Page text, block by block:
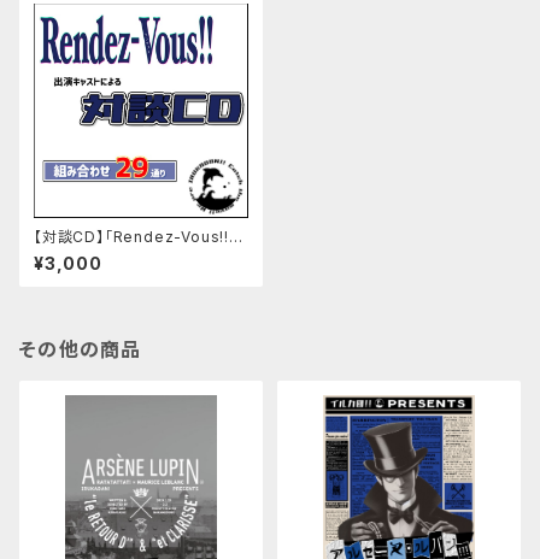
【対談CD】「Rendez-Vous!!」
キャスト対談CD
¥3,000
その他の商品